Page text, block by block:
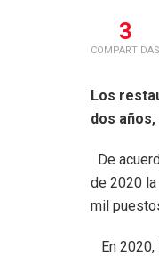
3
COMPARTIDAS
Los
dos
De
de 2020
mil
En 2020,